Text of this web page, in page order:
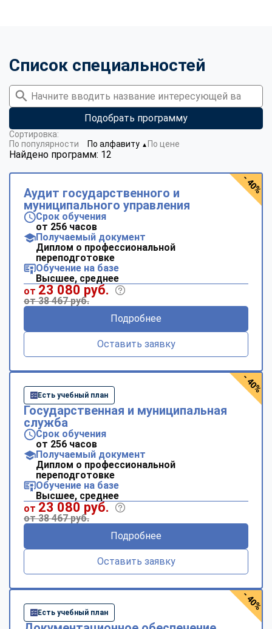
Список специальностей
Подобрать программу
Найдено программ: 12
Сортировка:
По популярности
По алфавиту ▼ По цене
Аудит государственного и
муниципального управления
Срок обучения
от 256 часов
Получаемый документ
Диплом о профессиональной
переподготовке
Обучение на базе
Высшее, среднее
от 23 080 руб.
от 38 467 руб.
Подробнее
Оставить заявку
- 40%
Есть учебный план
Государственная и муниципальная
служба
Срок обучения
от 256 часов
Получаемый документ
Диплом о профессиональной
переподготовке
Обучение на базе
Высшее, среднее
от 23 080 руб.
от 38 467 руб.
Подробнее
Оставить заявку
- 40%
Есть учебный план
- 40%